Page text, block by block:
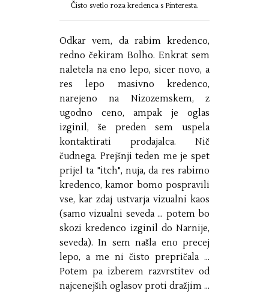
Čisto svetlo roza kredenca s Pinteresta.
Odkar vem, da rabim kredenco,
redno čekiram Bolho. Enkrat sem
naletela na eno lepo, sicer novo, a
res lepo masivno kredenco,
narejeno na Nizozemskem, z
ugodno ceno, ampak je oglas
izginil, še preden sem uspela
kontaktirati prodajalca. Nič
čudnega. Prejšnji teden me je spet
prijel ta "itch", nuja, da res rabimo
kredenco, kamor bomo pospravili
vse, kar zdaj ustvarja vizualni kaos
(samo vizualni seveda ... potem bo
skozi kredenco izginil do Narnije,
seveda). In sem našla eno precej
lepo, a me ni čisto prepričala ...
Potem pa izberem razvrstitev od
najcenejših oglasov proti dražjim ...